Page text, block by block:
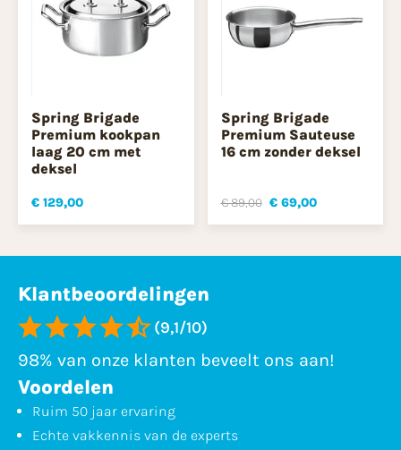
Spring Brigade
Premium kookpan
laag 20 cm met
deksel
€ 129,00
Spring Brigade
Premium Sauteuse
16 cm zonder deksel
€ 89,00 € 69,00
Klantbeoordelingen
(9,1/10)
98% van onze klanten beveelt ons aan!
Voordelen
Ruim 50 jaar ervaring
Echte vakkennis van de experts